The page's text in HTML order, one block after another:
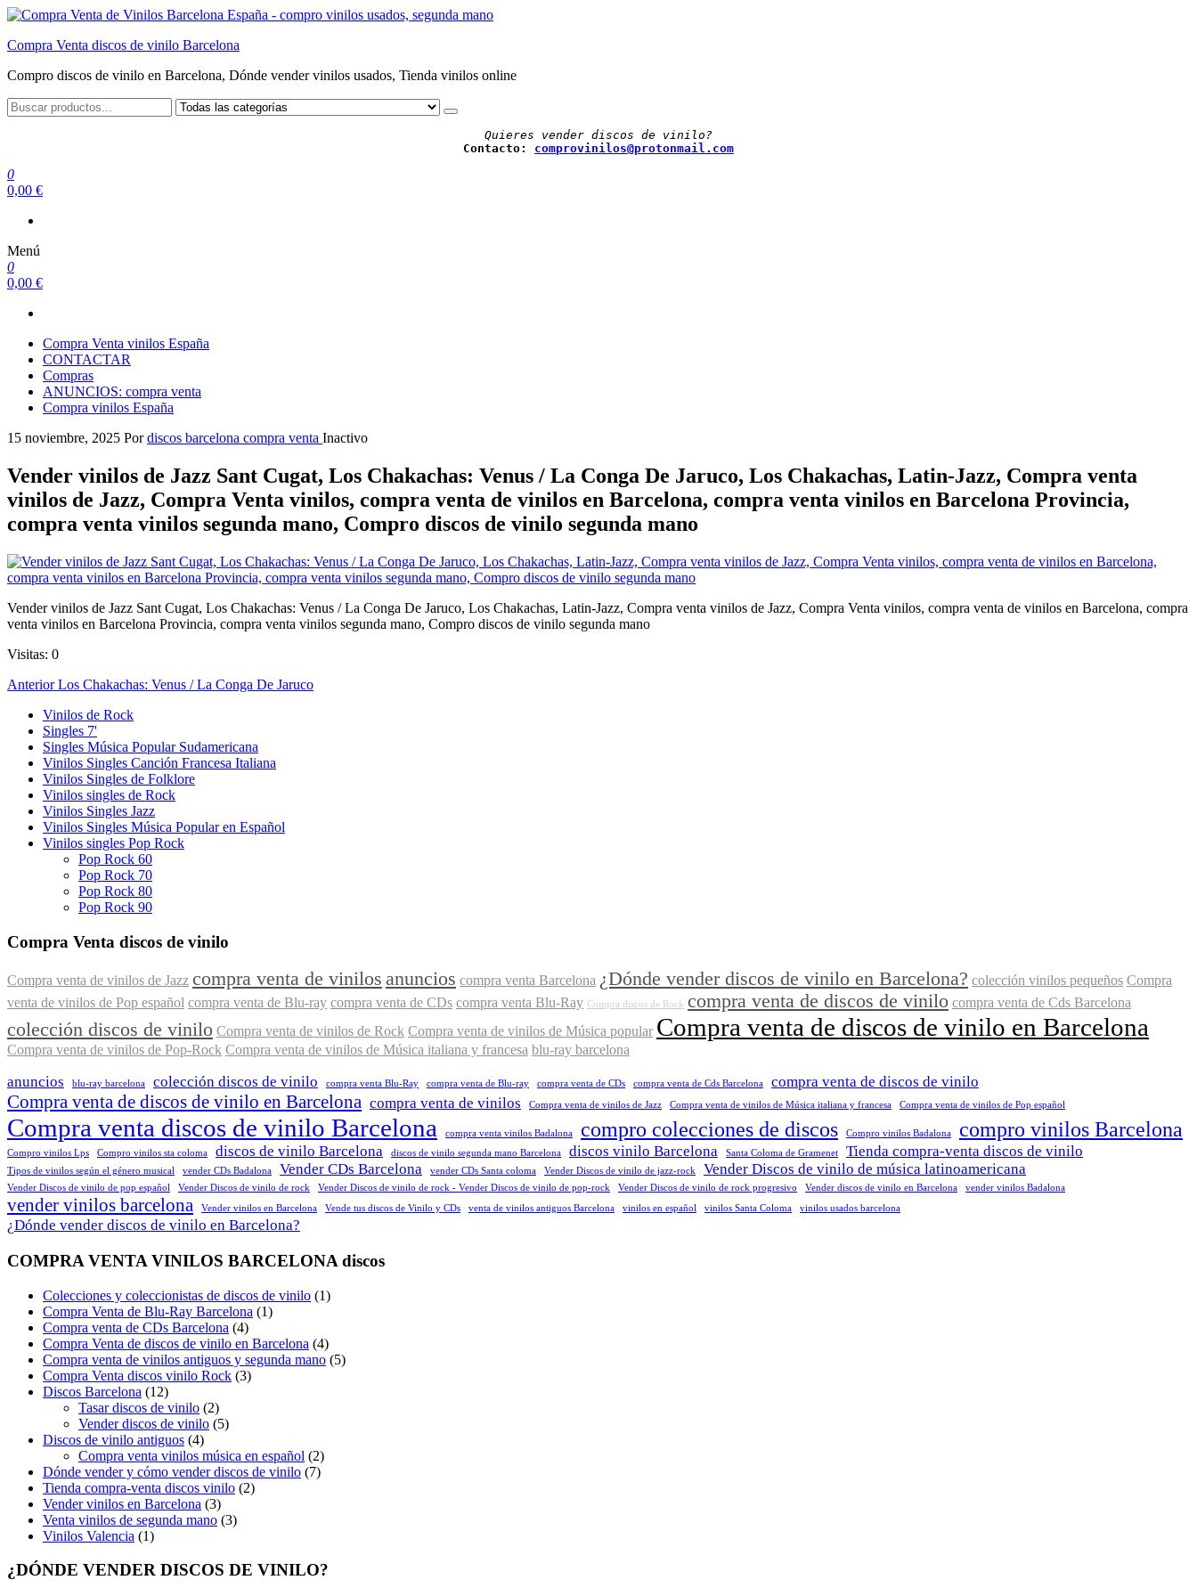
Saltar
contenido
Compra Venta discos de vinilo Barcelona
Compro discos de vinilo en Barcelona, Dónde vender vinilos usados, Tienda vinilos online
Quieres vender discos de vinilo?
Contacto: comprovinilos@protonmail.com
0
0,00 €
Menú
0
0,00 €
Compra Venta vinilos España
CONTACTAR
Compras
ANUNCIOS: compra venta
Compra vinilos España
15 noviembre, 2025 Por discos barcelona compra venta Inactivo
Vender vinilos de Jazz Sant Cugat, Los Chakachas: Venus / La Conga De Jaruco, Los Chakachas, Latin-Jazz, Compra venta
vinilos de Jazz, Compra Venta vinilos, compra venta de vinilos en Barcelona, compra venta vinilos en Barcelona Provincia,
compra venta vinilos segunda mano, Compro discos de vinilo segunda mano
Vender vinilos de Jazz Sant Cugat, Los Chakachas: Venus / La Conga De Jaruco, Los Chakachas, Latin-Jazz, Compra venta vinilos de Jazz, Compra Venta vinilos, compra venta de vinilos en Barcelona, compra
venta vinilos en Barcelona Provincia, compra venta vinilos segunda mano, Compro discos de vinilo segunda mano
Visitas: 0
Navegación
entradas
Entrada
Anterior Los Chakachas: Venus / La Conga De Jaruco
Vinilos de Rock
Singles 7'
Singles Música Popular Sudamericana
Vinilos Singles Canción Francesa Italiana
Vinilos Singles de Folklore
Vinilos singles de Rock
Vinilos Singles Jazz
Vinilos Singles Música Popular en Español
Vinilos singles Pop Rock
Pop Rock 60
Pop Rock 70
Pop Rock 80
Pop Rock 90
Compra Venta discos de vinilo
Compra venta de vinilos de Jazz compra venta de vinilos anuncios compra venta Barcelona ¿Dónde vender discos de vinilo en Barcelona? colección vinilos pequeños Compra
venta de vinilos de Pop español compra venta de Blu-ray compra venta de CDs compra venta Blu-Ray Compra discos de Rock compra venta de discos de vinilo compra venta de Cds Barcelona
colección discos de vinilo Compra venta de vinilos de Rock Compra venta de vinilos de Música popular Compra venta de discos de vinilo en Barcelona
Compra venta de vinilos de Pop-Rock Compra venta de vinilos de Música italiana y francesa blu-ray barcelona
anuncios blu-ray barcelona colección discos de vinilo compra venta Blu-Ray compra venta de Blu-ray compra venta de CDs compra venta de Cds Barcelona compra venta de discos de vinilo
Compra venta de discos de vinilo en Barcelona compra venta de vinilos Compra venta de vinilos de Jazz Compra venta de vinilos de Música italiana y francesa Compra venta de vinilos de Pop español
Compra venta discos de vinilo Barcelona compra venta vinilos Badalona compro colecciones de discos Compro vinilos Badalona compro vinilos Barcelona
Compro vinilos Lps Compro vinilos sta coloma discos de vinilo Barcelona discos de vinilo segunda mano Barcelona discos vinilo Barcelona Santa Coloma de Gramenet Tienda compra-venta discos de vinilo
Tipos de vinilos según el género musical vender CDs Badalona Vender CDs Barcelona vender CDs Santa coloma Vender Discos de vinilo de jazz-rock Vender Discos de vinilo de música latinoamericana
Vender Discos de vinilo de pop español Vender Discos de vinilo de rock Vender Discos de vinilo de rock - Vender Discos de vinilo de pop-rock Vender Discos de vinilo de rock progresivo Vender discos de vinilo en Barcelona vender vinilos Badalona
vender vinilos barcelona Vender vinilos en Barcelona Vende tus discos de Vinilo y CDs venta de vinilos antiguos Barcelona vinilos en español vinilos Santa Coloma vinilos usados barcelona
¿Dónde vender discos de vinilo en Barcelona?
COMPRA VENTA VINILOS BARCELONA discos
Colecciones y coleccionistas de discos de vinilo (1)
Compra Venta de Blu-Ray Barcelona (1)
Compra venta de CDs Barcelona (4)
Compra Venta de discos de vinilo en Barcelona (4)
Compra venta de vinilos antiguos y segunda mano (5)
Compra Venta discos vinilo Rock (3)
Discos Barcelona (12)
Tasar discos de vinilo (2)
Vender discos de vinilo (5)
Discos de vinilo antiguos (4)
Compra venta vinilos música en español (2)
Dónde vender y cómo vender discos de vinilo (7)
Tienda compra-venta discos vinilo (2)
Vender vinilos en Barcelona (3)
Venta vinilos de segunda mano (3)
Vinilos Valencia (1)
¿DÓNDE VENDER DISCOS DE VINILO?